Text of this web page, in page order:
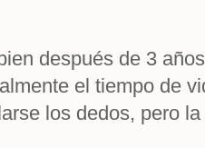
después de 3
el tiempo de
los dedos, pero